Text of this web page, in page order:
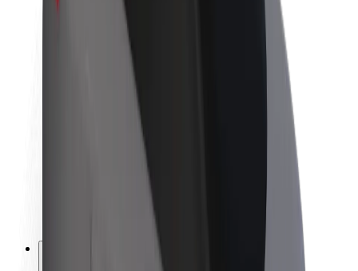
Tiskové centrum
Pokyny ke značce
Vztahy s investory